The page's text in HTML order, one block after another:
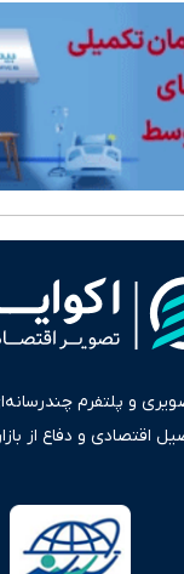
و پلتفرم
اقتصادی و دفاع از
ویدیو،
به عنوان منبعی دقیق و
سیاست‌ها و